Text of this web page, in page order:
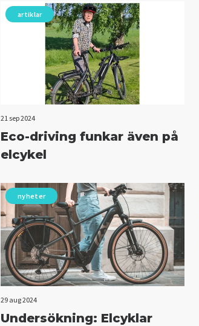
artiklar
21 sep 2024
Eco-driving funkar även på
elcykel
nyheter
29 aug 2024
Undersökning: Elcyklar